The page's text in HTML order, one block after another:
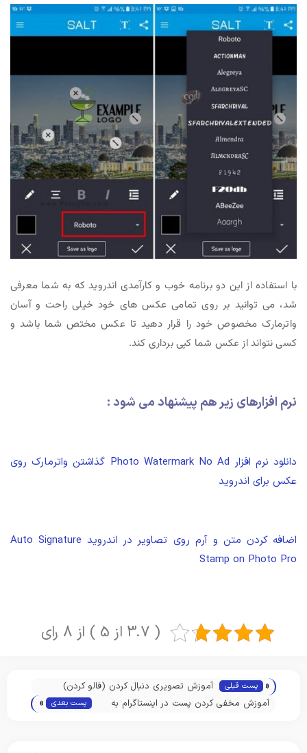
با استفاده از این دو برنامه خوب و کارآمدی اندروید که به شما معرفی
شد، می توانید بر روی تمامی عکس های خود خیلی راحت و آسان
واترمارک مخصوص خود را قرار دهید تا عکس مختص شما باشد و
کسی نتواند از عکس شما کپی برداری کند.
نرم افزارهای زیر هم پیشنهاد می شود :
دانلود نرم افزار Photo Watermark No Ad گذاشتن واترمارک روی
عکس برای اندروید
اضافه کردن متن و آرم روی تصاویر در اندروید Auto Signature
Stamp on Photo Pro
( 3.7 از 5 ) از 8 رای
« پست قبلی
آموزش تصویری دنبال کردن (فالو کردن)
هشتگ ها در اینستاگرام
آموزش مخفی کردن پست در اینستاگرام به
پست بعدی »